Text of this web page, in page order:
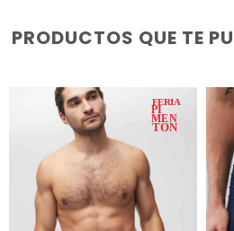
PRODUCTOS QUE TE